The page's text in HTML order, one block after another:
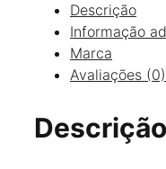
Vitro
Cup
Descrição
Informação
Marca
Avaliações (0)
Descrição